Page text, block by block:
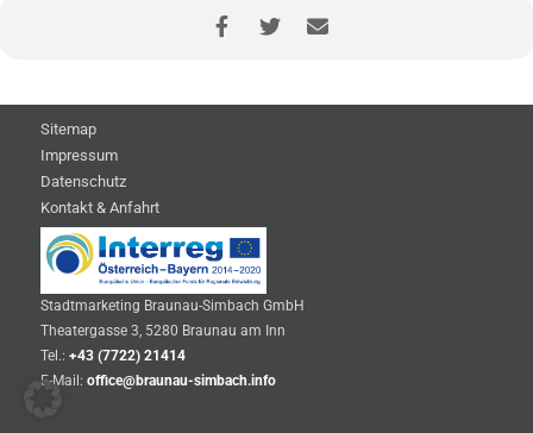
Sitemap
Impressum
Datenschutz
Kontakt & Anfahrt
Stadtmarketing Braunau-Simbach GmbH
Theatergasse 3, 5280 Braunau am Inn
Tel.: +43 (7722) 21414
E-Mail: office@braunau-simbach.info